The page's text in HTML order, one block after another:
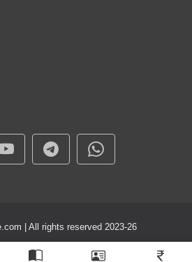
| All rights reserved 2023-26
Us Disclaimer Privacy Policy